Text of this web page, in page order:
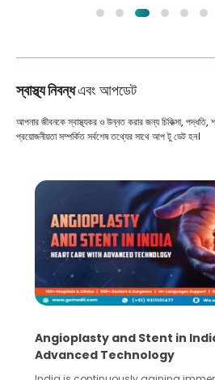
স্বাস্থ্য নিবন্ধএবং আপডেট
আপনার জীবনকে স্বাস্থ্যকর ও উন্নত করার জন্য চিকিত্সা, পদ্ধতি,
প্রয়োজনীয়তা সম্পর্কিত সর্বশেষ তথ্যের সাথে আপ টু ডেট হন।
Angioplasty and Stent in
Advanced Technology